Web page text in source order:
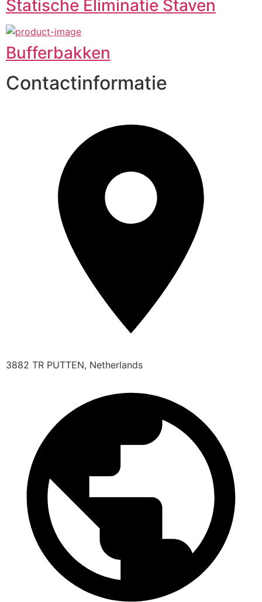
Statische Eliminatie Staven
Bufferbakken
Contactinformatie
3882 TR PUTTEN, Netherlands